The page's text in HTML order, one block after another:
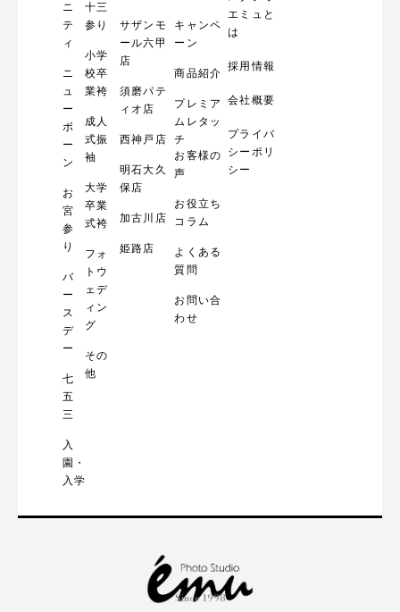
ニ
テ
ィ
ニ
ュ
ー
ボ
ー
ン
お
宮
参
り
バ
ー
ス
デ
ー
七
五
三
入
園・
入学
十三
参り
小学
校卒
業袴
成人
式振
袖
大学
卒業
式袴
フォ
トウ
ェデ
ィン
グ
その
他
サザンモ
ール六甲
店
須磨パテ
ィオ店
西神戸店
明石大久
保店
加古川店
姫路店
キャンペ
ーン
商品紹介
プレミア
ムレタッ
チ
お客様の
声
お役立ち
コラム
よくある
質問
お問い合
わせ
エミュと
は
採用情報
会社概要
プライバ
シーポリ
シー
Since 1998